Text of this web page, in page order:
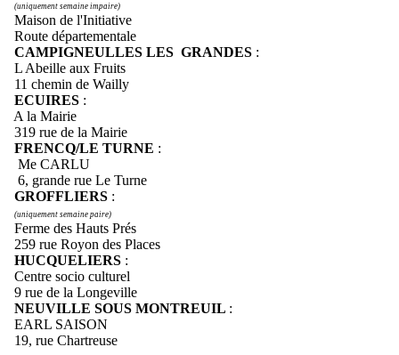
(uniquement semaine impaire)
Maison de l'Initiative
Route départementale
CAMPIGNEULLES LES GRANDES :
L Abeille aux Fruits
11 chemin de Wailly
ECUIRES :
A la Mairie
319 rue de la Mairie
FRENCQ/LE TURNE :
Me CARLU
6, grande rue Le Turne
GROFFLIERS :
(uniquement semaine paire)
Ferme des Hauts Prés
259 rue Royon des Places
HUCQUELIERS :
Centre socio culturel
9 rue de la Longeville
NEUVILLE SOUS MONTREUIL :
EARL SAISON
19, rue Chartreuse